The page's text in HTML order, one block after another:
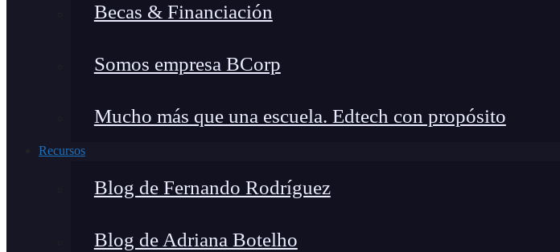
Becas & Financiación
Somos empresa BCorp
Mucho más que una escuela. Edtech con propósito
Recursos
Blog de Fernando Rodríguez
Blog de Adriana Botelho